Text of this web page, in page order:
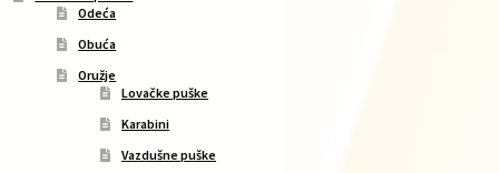
Odeća
Obuća
Oružje
Lovačke puške
Karabini
Vazdušne puške